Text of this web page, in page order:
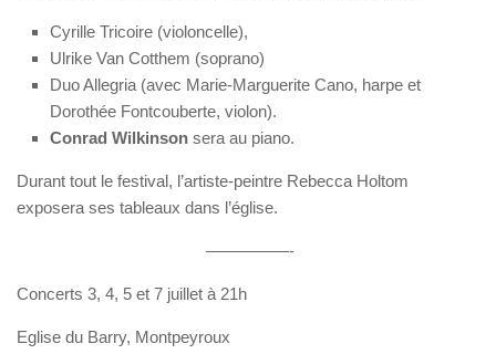
Cyrille Tricoire (violoncelle),
Ulrike Van Cotthem (soprano)
Duo Allegria (avec Marie-Marguerite Cano, harpe et
Dorothée Fontcouberte, violon).
Conrad Wilkinson sera au piano.
Durant tout le festival, l’artiste-peintre Rebecca Holtom
exposera ses tableaux dans l’église.
—————-
Concerts 3, 4, 5 et 7 juillet à 21h
Eglise du Barry, Montpeyroux